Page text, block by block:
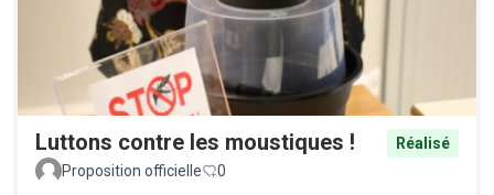
Luttons contre les moustiques !
Réalisé
Proposition officielle
0